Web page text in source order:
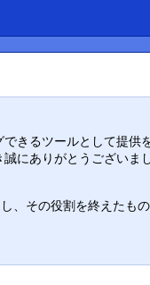
きるツールとして提供
にありがとうございまし
、その役割を終えたも